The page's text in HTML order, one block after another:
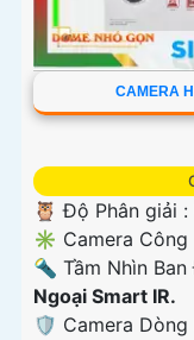
CAMERA
🦉 Độ Phân giải :
✳️ Camera Công
🔦 Tầm Nhìn
Ngoại Smart IR.
🛡 Camera Dòng